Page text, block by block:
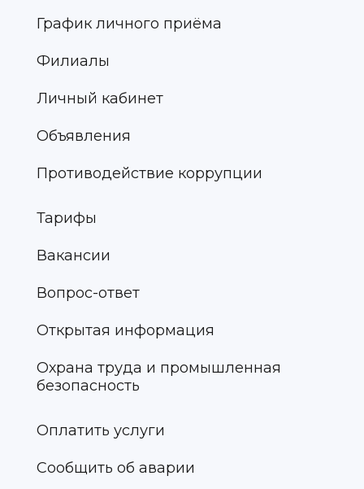
График личного приёма
Филиалы
Личный кабинет
Объявления
Противодействие коррупции
Тарифы
Вакансии
Вопрос-ответ
Открытая информация
Охрана труда и промышленная
безопасность
Оплатить услуги
Сообщить об аварии